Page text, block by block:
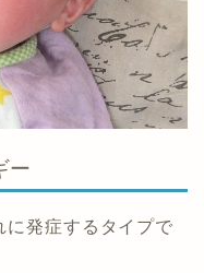
ー
に発症するタイプで